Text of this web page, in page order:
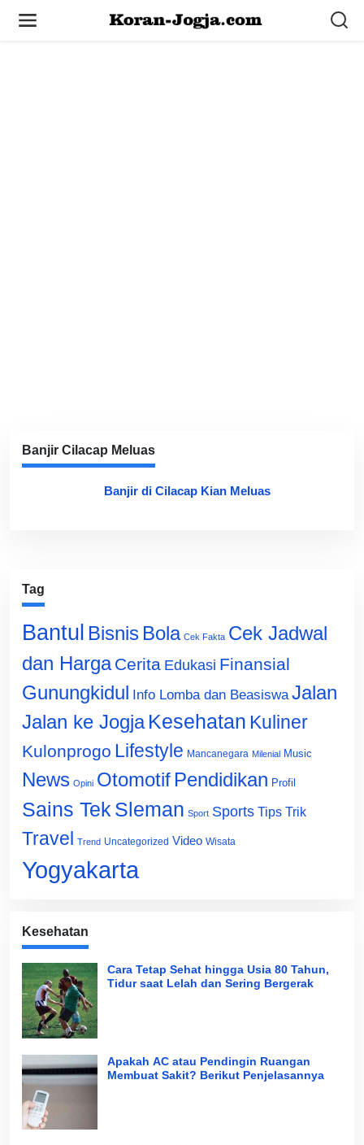
Banjir Cilacap Meluas
Banjir di Cilacap Kian Meluas
Tag
Bantul Bisnis Bola Cek Fakta Cek Jadwal
dan Harga Cerita Edukasi Finansial
Gunungkidul Info Lomba dan Beasiswa Jalan
Jalan ke Jogja Kesehatan Kuliner
Kulonprogo Lifestyle Mancanegara Milenial Music
News Opini Otomotif Pendidikan Profil
Sains Tek Sleman Sport Sports Tips Trik
Travel Trend Uncategorized Video Wisata
Yogyakarta
Kesehatan
Cara Tetap Sehat hingga Usia 80 Tahun,
Tidur saat Lelah dan Sering Bergerak
Apakah AC atau Pendingin Ruangan
Membuat Sakit? Berikut Penjelasannya